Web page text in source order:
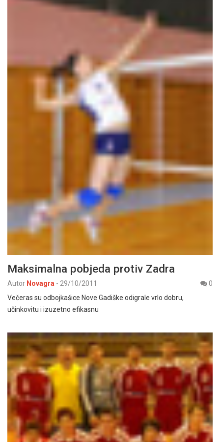
Maksimalna pobjeda protiv Zadra
Autor Novagra - 29/10/2011
0
Večeras su odbojkašice Nove Gadiške odigrale vrlo dobru,
učinkovitu i izuzetno efikasnu